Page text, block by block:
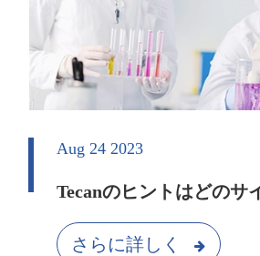
Aug 24 2023
Tecanのヒントはどのサ
さらに詳しく